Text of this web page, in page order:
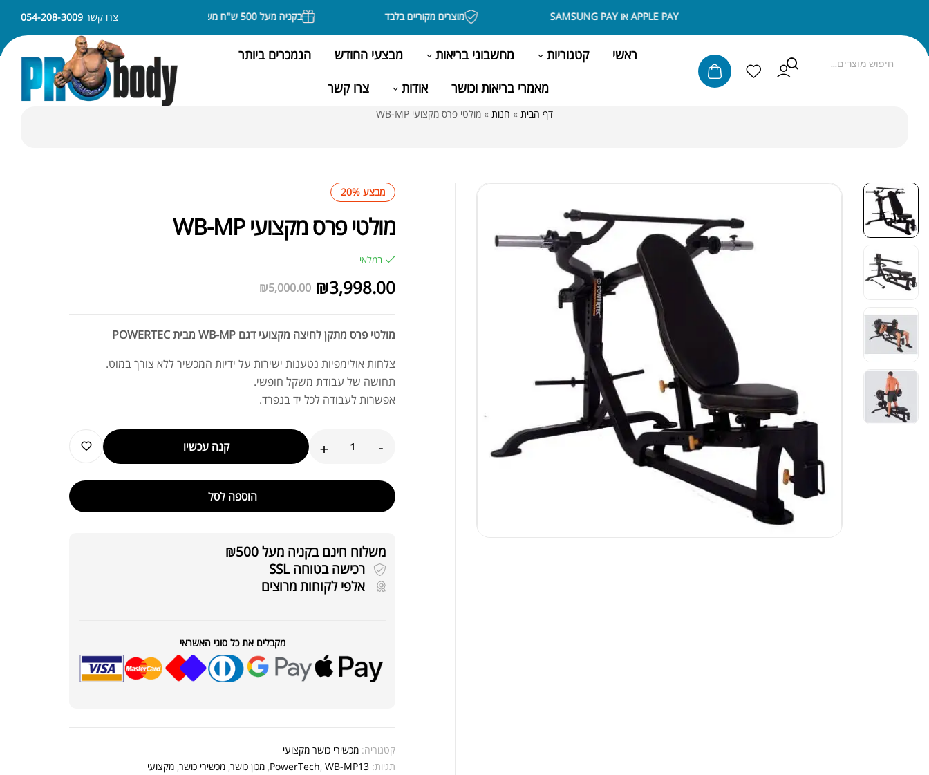
מוצרים מקוריים בלבד בקניה מעל 500 ש"ח משלוח חינם ניתן לשלם באמצעות APPLE PAY או SAMSUNG PAYצרו קשר 054-208-3009
ראשי קטגוריות מחשבוני בריאות מבצעי החודש
הנמכרים ביותר
מאמרי בריאות וכושר
אודות צרו קשר
דף הבית » חנות » מולטי פרס מקצועי WB-MP
מבצע 20%
מולטי פרס מקצועי WB-MP
במלאי
₪5,000.00 ₪3,998.00
מולטי פרס מתקן לחיצה מקצועי דגם WB-MP מבית POWERTEC
צלחות אולימפיות נטענות ישירות על ידיות המכשיר ללא צורך במוט.
תחושה של עבודת משקל חופשי.
אפשרות לעבודה לכל יד בנפרד.
-
+ קנה עכשיו
הוספה לסל
משלוח חינם בקניה מעל ₪500
רכישה בטוחה SSL
אלפי לקוחות מרוצים
מקבלים את כל סוגי האשראי
קטגוריה: מכשירי כושר מקצועי
תגיות:
PowerTech,WB-MP13
, מכון כושר, מכשירי כושר, מקצועי
אבקת חלבון כשרה
שייקר מקצועי פרובודי לחלבון או גיינר
₪20.00